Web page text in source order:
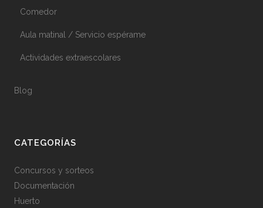
Comedor
Aula matinal / Servicio espérame
Actividades extraescolares
Blog
CATEGORÍAS
Concursos y sorteos
Documentación
Huerto